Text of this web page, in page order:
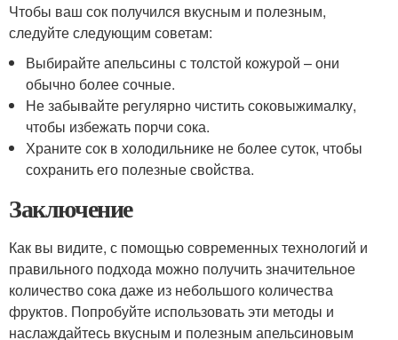
Чтобы ваш сок получился вкусным и полезным,
следуйте следующим советам:
Выбирайте апельсины с толстой кожурой – они
обычно более сочные.
Не забывайте регулярно чистить соковыжималку,
чтобы избежать порчи сока.
Храните сок в холодильнике не более суток, чтобы
сохранить его полезные свойства.
Заключение
Как вы видите, с помощью современных технологий и
правильного подхода можно получить значительное
количество сока даже из небольшого количества
фруктов. Попробуйте использовать эти методы и
наслаждайтесь вкусным и полезным апельсиновым